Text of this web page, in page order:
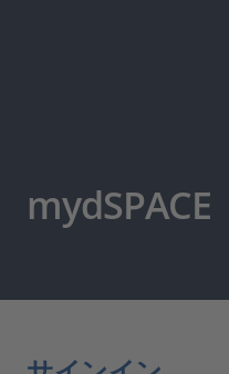
採用情報
mydSPACE